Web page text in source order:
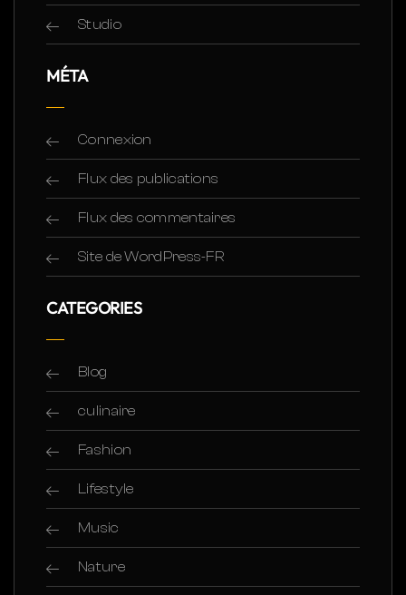
Studio
MÉTA
Connexion
Flux des publications
Flux des commentaires
Site de WordPress-FR
CATEGORIES
Blog
culinaire
Fashion
Lifestyle
Music
Nature